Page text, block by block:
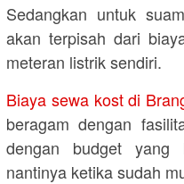
Sedangkan untuk
akan terpisah dari
meteran listrik sendiri.
Biaya sewa kost di
beragam dengan
dengan budget yang
nantinya ketika sudah